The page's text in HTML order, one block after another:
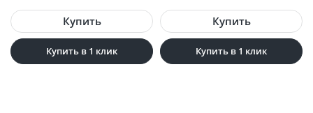
Купить в 1 клик Купить в 1 клик